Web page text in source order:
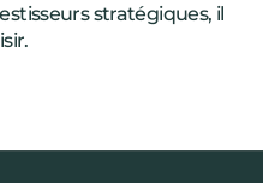
stratégiques, il